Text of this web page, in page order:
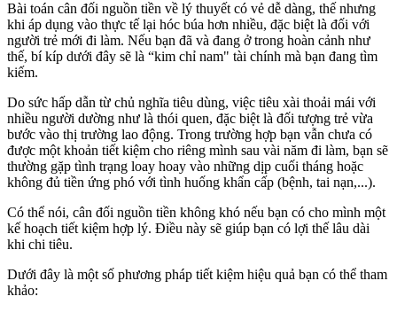
Bài toán cân đối nguồn tiền về lý thuyết có vẻ dễ dàng, thế nhưng
khi áp dụng vào thực tế lại hóc búa hơn nhiều, đặc biệt là đối với
người trẻ mới đi làm. Nếu bạn đã và đang ở trong hoàn cảnh như
thế, bí kíp dưới đây sẽ là “kim chỉ nam" tài chính mà bạn đang tìm
kiếm.
Do sức hấp dẫn từ chủ nghĩa tiêu dùng, việc tiêu xài thoải mái với
nhiều người dường như là thói quen, đặc biệt là đối tượng trẻ vừa
bước vào thị trường lao động. Trong trường hợp bạn vẫn chưa có
được một khoản tiết kiệm cho riêng mình sau vài năm đi làm, bạn sẽ
thường gặp tình trạng loay hoay vào những dịp cuối tháng hoặc
không đủ tiền ứng phó với tình huống khẩn cấp (bệnh, tai nạn,...).
Có thể nói, cân đối nguồn tiền không khó nếu bạn có cho mình một
kế hoạch tiết kiệm hợp lý. Điều này sẽ giúp bạn có lợi thế lâu dài
khi chi tiêu.
Dưới đây là một số phương pháp tiết kiệm hiệu quả bạn có thể tham
khảo: